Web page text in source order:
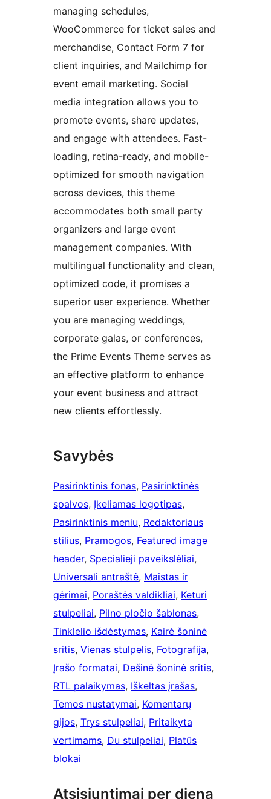
managing schedules,
WooCommerce for ticket sales and
merchandise, Contact Form 7 for
client inquiries, and Mailchimp for
event email marketing. Social
media integration allows you to
promote events, share updates,
and engage with attendees. Fast-
loading, retina-ready, and mobile-
optimized for smooth navigation
across devices, this theme
accommodates both small party
organizers and large event
management companies. With
multilingual functionality and clean,
optimized code, it promises a
superior user experience. Whether
you are managing weddings,
corporate galas, or conferences,
the Prime Events Theme serves as
an effective platform to enhance
your event business and attract
new clients effortlessly.
Savybės
Pasirinktinis fonas, Pasirinktinės
spalvos, Įkeliamas logotipas
Pasirinktinis meniu, Redaktoriaus
stilius, Pramogos, Featured image
header, Specialieji paveikslėliai
Universali antraštė, Maistas ir
gėrimai, Poraštės valdikliai, Keturi
stulpeliai, Pilno pločio šablonas
Tinklelio išdėstymas, Kairė šoninė
sritis, Vienas stulpelis, Fotografija
Įrašo formatai, Dešinė šoninė sritis
RTL palaikymas, Iškeltas įrašas
Temos nustatymai, Komentarų
gijos, Trys stulpeliai, Pritaikyta
vertimams, Du stulpeliai, Platūs
blokai
Atsisiuntimai per dieną